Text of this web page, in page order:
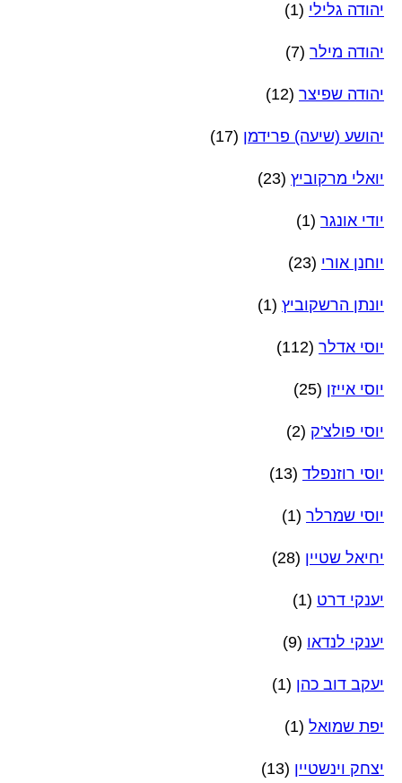
יהודה גלילי (1)
יהודה מילר (7)
יהודה שפיצר (12)
יהושע (שיעה) פרידמן (17)
יואלי מרקוביץ (23)
יודי אונגר (1)
יוחנן אורי (23)
יונתן הרשקוביץ (1)
יוסי אדלר (112)
יוסי אייזן (25)
יוסי פולצ'ק (2)
יוסי רוזנפלד (13)
יוסי שמרלר (1)
יחיאל שטיין (28)
יענקי דרט (1)
יענקי לנדאו (9)
יעקב דוב כהן (1)
יפת שמואל (1)
יצחק וינשטיין (13)